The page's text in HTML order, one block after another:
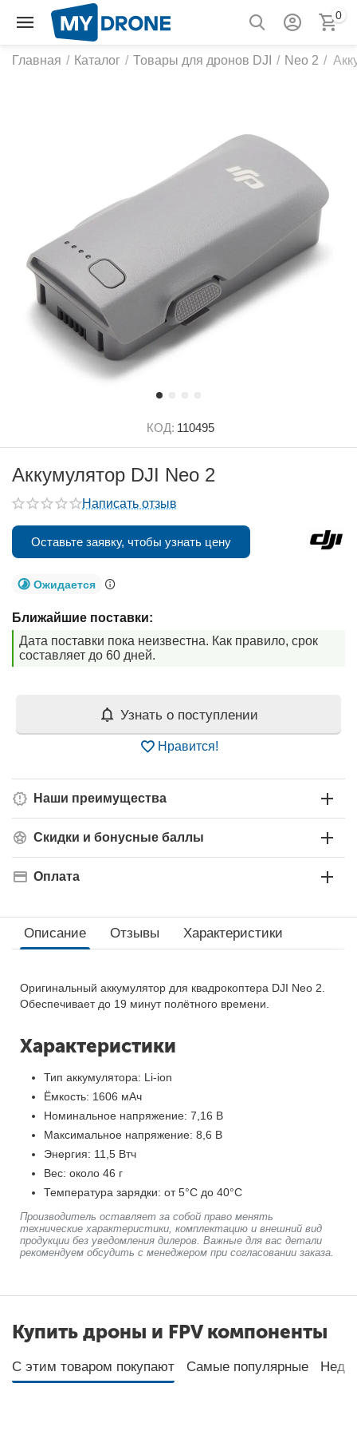
0
Главная / Каталог / Товары для дронов DJI / Neo 2 /
КОД: 110495
Аккумулятор DJI Neo 2
Написать отзыв
Оставьте заявку, чтобы узнать цену
Ожидается
Ближайшие поставки:
Дата поставки пока неизвестна. Как правило, срок
составляет до 60 дней.
Узнать о поступлении
Нравится!
Наши преимущества
Скидки и бонусные баллы
Оплата
Описание Отзывы Характеристики
Оригинальный аккумулятор для квадрокоптера DJI Neo 2.
Обеспечивает до 19 минут полётного времени.
Характеристики
Тип аккумулятора: Li-ion
Ёмкость: 1606 мАч
Номинальное напряжение: 7,16 В
Максимальное напряжение: 8,6 В
Энергия: 11,5 Втч
Вес: около 46 г
Температура зарядки: от 5°C до 40°C
Производитель оставляет за собой право менять
технические характеристики, комплектацию и внешний вид
продукции без уведомления дилеров. Важные для вас детали
рекомендуем обсудить с менеджером при согласовании заказа.
Купить дроны и FPV компоненты
С этим товаром покупают Самые популярные